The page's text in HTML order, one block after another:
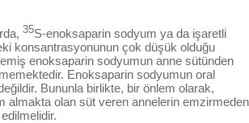
35S-enoksaparin sodyum ya da işaretli
konsantrasyonunun çok düşük olduğu
enoksaparin sodyumun anne sütünden
Enoksaparin sodyumun oral
Bununla birlikte, bir önlem olarak,
almakta olan süt veren annelerin emzirmeden